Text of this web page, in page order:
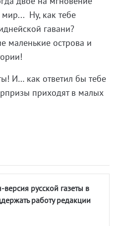
мир... Ну, как тебе
гавани?
маленькие острова и
И… как ответил бы тебе
приходят в малых
русской газеты в
работу редакции